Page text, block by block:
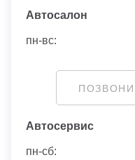
Автосaлон
пн-вс:
Автосервис
пн-сб: